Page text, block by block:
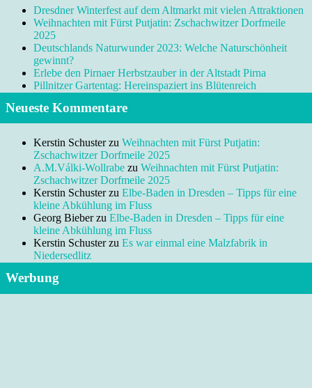
Dresdner Winterfest auf dem Altmarkt mit vielen Attraktionen
Weihnachten mit Fürst Putjatin: Zschachwitzer Dorfmeile
2025
Deutschlands Naturwunder 2023: Welche Naturschönheit
gewinnt?
Erlebe den Pirnaer Herbstzauber in der Altstadt Pirna
Pillnitzer Gartentag: Hereinspaziert ins Blütenreich
Neueste Kommentare
Kerstin Schusterzu Weihnachten mit Fürst Putjatin:
Zschachwitzer Dorfmeile 2025
A.M.Válki-Wollrabe zu Weihnachten mit Fürst Putjatin:
Zschachwitzer Dorfmeile 2025
Kerstin Schusterzu Elbe-Baden in Dresden – Tipps für eine
kleine Abkühlung im Fluss
Georg Bieberzu Elbe-Baden in Dresden – Tipps für eine
kleine Abkühlung im Fluss
Kerstin Schusterzu Es war einmal eine Malzfabrik in
Niedersedlitz
Werbung